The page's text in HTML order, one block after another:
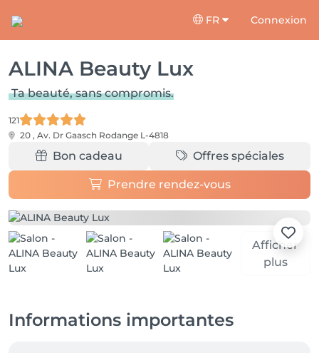
FR Connexion
ALINA Beauty Lux
Ta beauté, sans compromis.
121
20 , Av. Dr Gaasch Rodange L-4818
Bon cadeau Offres spéciales
Prendre rendez-vous
Afficher
plus
Informations importantes